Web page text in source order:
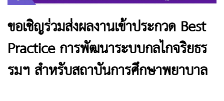
ขอเชิญร่วมส่งผลงานเข้าประกวด Best
Practice การพัฒนาระบบกลไกจริยธร
รมฯ สำหรับสถาบันการศึกษาพยาบาล